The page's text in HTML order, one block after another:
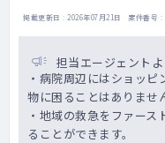
掲載更新日 : 2026年07月21日 案件番号 :
担当エージェントよ
・病院周辺にはショッ
物に困ることはありませ
・地域の救急をファー
ることができます。